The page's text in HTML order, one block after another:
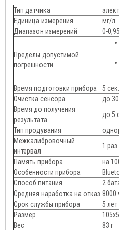
Тип датчика
Единица измерения
мг/л
Диапазон измерений
0-
Пределы допустимой
погрешности
Время подготовки прибора
5 сек.
Очистка сенсора
до 30
Время до получения
результата
до 5
Тип продувания
Межкалибровочный
интервал
1
Память прибора
на
Особенности прибора
Способ питания
2
Средняя наработка на отказ 8000
Срок службы прибора
5 лет
Размер
Вес
83 г